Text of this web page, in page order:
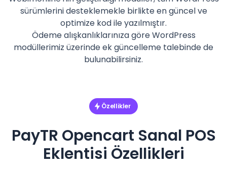
sürümlerini desteklemekle birlikte en güncel ve
optimize kod ile yazılmıştır.
Ödeme alışkanlıklarınıza göre WordPress
modüllerimiz üzerinde ek güncelleme talebinde de
bulunabilirsiniz.
Özellikler
PayTR Opencart Sanal POS
Eklentisi Özellikleri